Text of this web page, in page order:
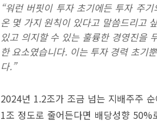
“워런 버핏이 투자 초기에든 투자 주
온 몇 가지 원칙이 있다고 말씀드리고
있고 의지할 수 있는 훌륭한 경영진을
한 요소였습니다. 이는 투자 경력 초기
다.”
2024년 1.2조가 조금 넘는 지배주주
1조 정도로 줄어든다면 배당성향